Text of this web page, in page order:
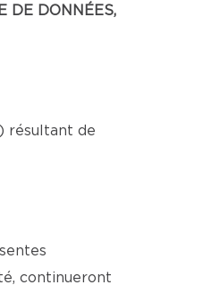
DE DONNÉES,
résultant de
continueront